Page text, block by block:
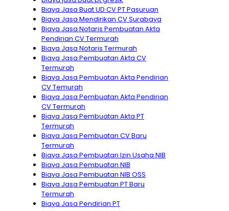
Biaya Jasa Buat UD CV PT Pasuruan
Biaya Jasa Mendirikan CV Surabaya
Biaya Jasa Notaris Pembuatan Akta
Pendirian CV Termurah
Biaya Jasa Notaris Termurah
Biaya Jasa Pembuatan Akta CV
Termurah
Biaya Jasa Pembuatan Akta Pendirian
CV Temurah
Biaya Jasa Pembuatan Akta Pendirian
CV Termurah
Biaya Jasa Pembuatan Akta PT
Termurah
Biaya Jasa Pembuatan CV Baru
Termurah
Biaya Jasa Pembuatan Izin Usaha NIB
Biaya Jasa Pembuatan NIB
Biaya Jasa Pembuatan NIB OSS
Biaya Jasa Pembuatan PT Baru
Termurah
Biaya Jasa Pendirian PT